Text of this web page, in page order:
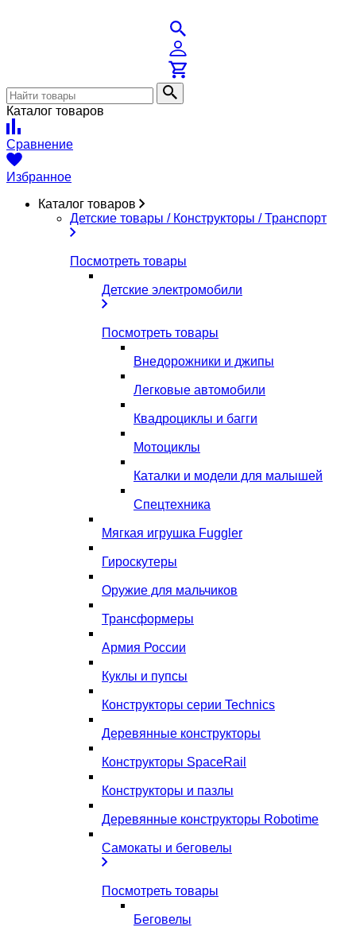
Каталог товаров
Сравнение
Избранное
Каталог товаров
Детские товары / Конструкторы / Транспорт
Посмотреть товары
Детские электромобили
Посмотреть товары
Внедорожники и джипы
Легковые автомобили
Квадроциклы и багги
Мотоциклы
Каталки и модели для малышей
Спецтехника
Мягкая игрушка Fuggler
Гироскутеры
Оружие для мальчиков
Трансформеры
Армия России
Куклы и пупсы
Конструкторы серии Technics
Деревянные конструкторы
Конструкторы SpaceRail
Конструкторы и пазлы
Деревянные конструкторы Robotime
Самокаты и беговелы
Посмотреть товары
Беговелы